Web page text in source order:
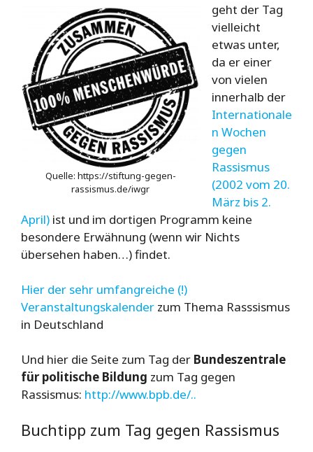
Quelle: https://stiftung-gegen-
rassismus.de/iwgr
geht der Tag
vielleicht
etwas unter,
da er einer
von vielen
innerhalb der
Internationale
n Wochen
gegen
Rassismus
(2002 vom 20.
März bis 2.
April) ist und im dortigen Programm keine
besondere Erwähnung (wenn wir Nichts
übersehen haben…) findet.
Hier der sehr umfangreiche (!)
Veranstaltungskalender zum Thema Rasssismus
in Deutschland
Und hier die Seite zum Tag der Bundeszentrale
für politische Bildung zum Tag gegen
Rassismus: http://www.bpb.de/..
Buchtipp zum Tag gegen Rassismus